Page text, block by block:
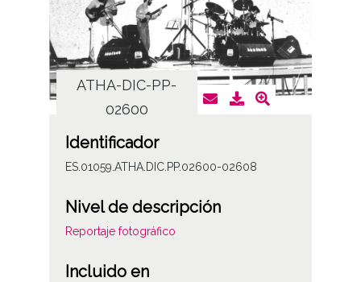
ATHA-DIC-PP-
02600
Identificador
ES.01059.ATHA.DIC.PP.02600-02608
Nivel de descripción
Reportaje fotográfico
Incluido en